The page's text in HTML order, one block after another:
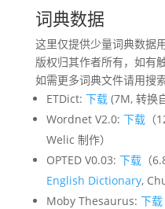
词典数据
这里仅提供少量词典数据
版权归其作者所有，如有
如需更多词典文件请用搜索
ETDict: 下载(7M, 转换
Wordnet V2.0: 下载（
Welic 制作）
OPTED V0.03: 下载（
English Dictionary,
Moby Thesaurus: 下载